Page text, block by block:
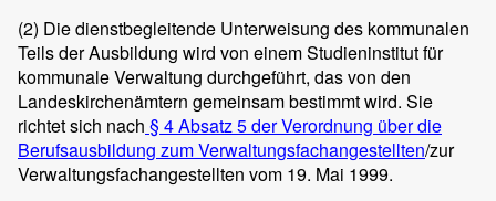
(2) Die dienstbegleitende Unterweisung des kommunalen
Teils der Ausbildung wird von einem Studieninstitut für
kommunale Verwaltung durchgeführt, das von den
Landeskirchenämtern gemeinsam bestimmt wird. Sie
richtet sich nach § 4 Absatz 5 der Verordnung über die
Berufsausbildung zum Verwaltungsfachangestellten/zur
Verwaltungsfachangestellten vom 19. Mai 1999.